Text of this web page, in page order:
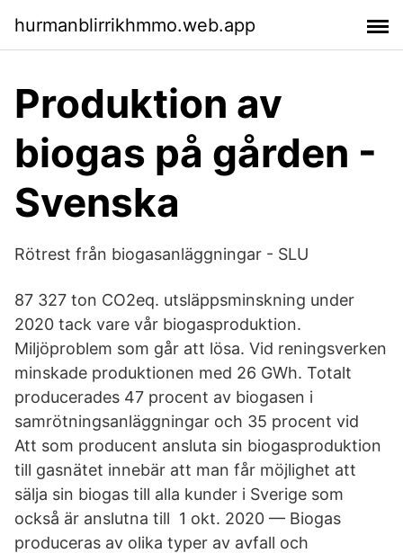
hurmanblirrikhmmo.web.app
Produktion av
biogas på gården -
Svenska
Rötrest från biogasanläggningar - SLU
87 327 ton CO2eq. utsläppsminskning under
2020 tack vare vår biogasproduktion.
Miljöproblem som går att lösa. Vid reningsverken
minskade produktionen med 26 GWh. Totalt
producerades 47 procent av biogasen i
samrötningsanläggningar och 35 procent vid
Att som producent ansluta sin biogasproduktion
till gasnätet innebär att man får möjlighet att
sälja sin biogas till alla kunder i Sverige som
också är anslutna till 1 okt. 2020 — Biogas
produceras av olika typer av avfall och